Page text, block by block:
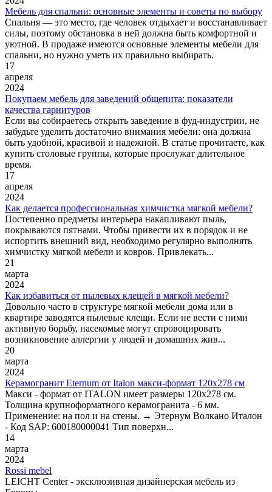
Мебель для спальни: основные элементы и советы по выбору
Спальня — это место, где человек отдыхает и восстанавливает
силы, поэтому обстановка в ней должна быть комфортной и
уютной. В продаже имеются основные элементы мебели для
спальни, но нужно уметь их правильно выбирать.
17
апреля
2024
Покупаем мебель для заведений общепита: показатели
качества гарнитуров
Если вы собираетесь открыть заведение в фуд-индустрии, не
забудьте уделить достаточно внимания мебели: она должна
быть удобной, красивой и надежной. В статье прочитаете, как
купить столовые группы, которые прослужат длительное
время.
17
апреля
2024
Как делается профессиональная химчистка мягкой мебели?
Постепенно предметы интерьера накапливают пыль,
покрываются пятнами. Чтобы привести их в порядок и не
испортить внешний вид, необходимо регулярно выполнять
химчистку мягкой мебели и ковров. Привлекать...
21
марта
2024
Как избавиться от пылевых клещей в мягкой мебели?
Довольно часто в структуре мягкой мебели дома или в
квартире заводятся пылевые клещи. Если не вести с ними
активную борьбу, насекомые могут спровоцировать
возникновение аллергии у людей и домашних жив...
20
марта
2024
Керамогранит Eternum от Italon макси-формат 120х278 см
Макси - формат от ITALON имеет размеры 120х278 см.
Толщина крупноформатного керамогранита - 6 мм.
Применение: на пол и на стены. → Этернум Волкано Италон
- Код SAP: 600180000041 Тип поверхн...
14
марта
2024
Rossi mebel
LEICHT Center - эксклюзивная дизайнерская мебель из